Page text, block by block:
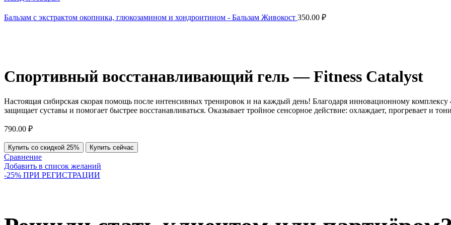
Бальзам с экстрактом окопника, глюкозамином и хондроитином - Бальзам Живокост 350.00 ₽
Спортивный восстанавливающий гель — Fitness Catalyst
Настоящая сибирская скорая помощь после интенсивных тренировок и на каждый день! Благодаря инновационному комплексу
защищает суставы и помогает быстрее восстанавливаться. Оказывает тройное сенсорное действие: охлаждает, прогревает и
790.00 ₽
Купить со скидкой 25% Купить сейчас
Сравнение
Добавить в список желаний
-25% ПРИ РЕГИСТРАЦИИ